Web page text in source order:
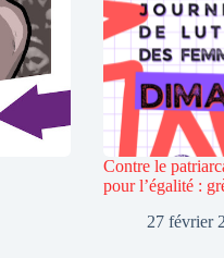
Contre le
pour l’égalité :
27 février